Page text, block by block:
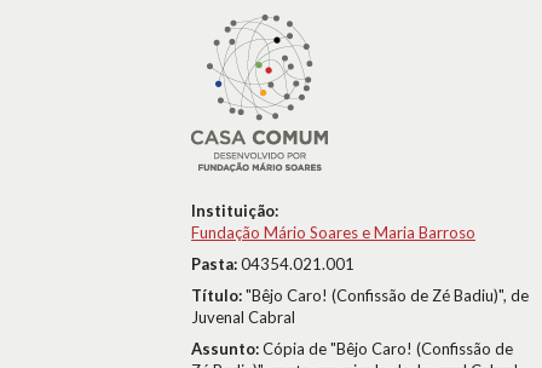
Instituição:
Fundação Mário Soares e Maria Barroso
Pasta:04354.021.001
Título:"Bêjo Caro! (Confissão de Zé Badiu)", de
Juvenal Cabral
Assunto:Cópia de "Bêjo Caro! (Confissão de